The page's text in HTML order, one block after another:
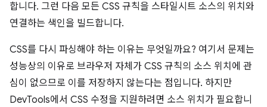
합니다. 그런 다음 모든 CSS 규칙을 스타일시트 소스의 위치와
연결하는 색인을 빌드합니다.
CSS를 다시 파싱해야 하는 이유는 무엇일까요? 여기서 문제는
성능상의 이유로 브라우저 자체가 CSS 규칙의 소스 위치에 관
심이 없으므로 이를 저장하지 않는다는 점입니다. 하지만
DevTools에서 CSS 수정을 지원하려면 소스 위치가 필요합니